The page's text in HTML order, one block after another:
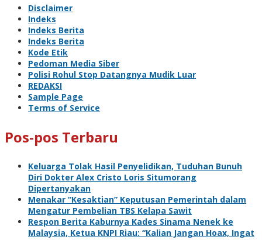
Disclaimer
Indeks
Indeks Berita
Indeks Berita
Kode Etik
Pedoman Media Siber
Polisi Rohul Stop Datangnya Mudik Luar
REDAKSI
Sample Page
Terms of Service
Pos-pos Terbaru
Keluarga Tolak Hasil Penyelidikan, Tuduhan Bunuh
Diri Dokter Alex Cristo Loris Situmorang
Dipertanyakan
Menakar “Kesaktian” Keputusan Pemerintah dalam
Mengatur Pembelian TBS Kelapa Sawit
Respon Berita Kaburnya Kades Sinama Nenek ke
Malaysia, Ketua KNPI Riau: “Kalian Jangan Hoax, Ingat